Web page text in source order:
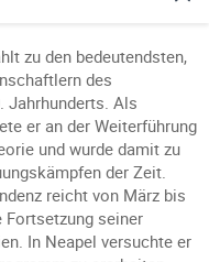
zu den bedeutendsten,
des
Jahrhunderts. Als
er an der Weiterführung
und wurde damit zu
der Zeit.
reicht von März bis
Fortsetzung seiner
In Neapel versuchte er